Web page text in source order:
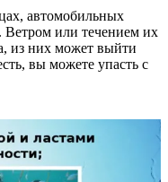
автомобильных
или течением их
из них может выйти
вы можете упасть с